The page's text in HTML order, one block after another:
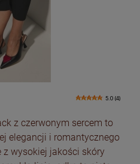
5.0 (4)
z czerwonym sercem to
elegancji i romantycznego
z wysokiej jakości skóry